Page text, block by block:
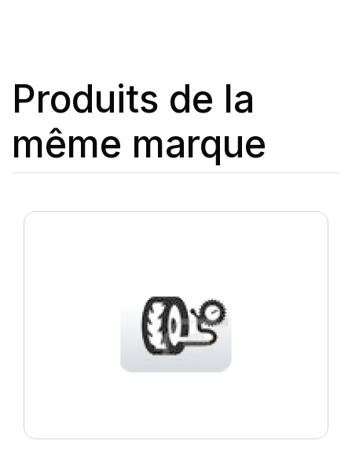
Produits de la
même marque